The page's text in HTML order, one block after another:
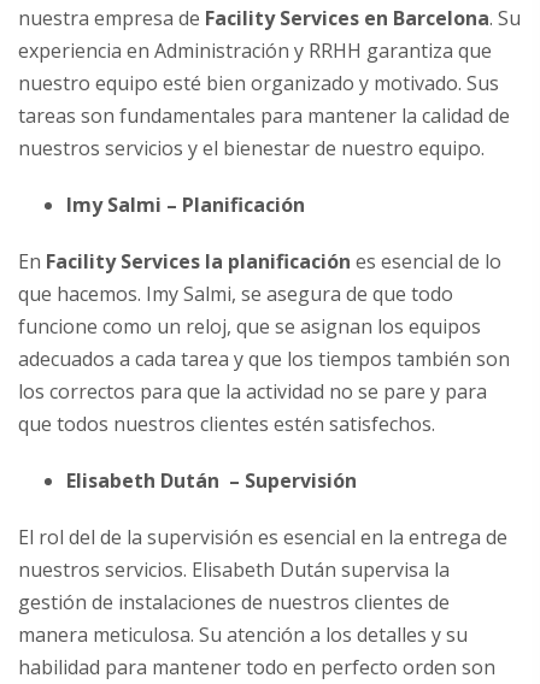
nuestra empresa de Facility Services en Barcelona. Su
experiencia en Administración y RRHH garantiza que
nuestro equipo esté bien organizado y motivado. Sus
tareas son fundamentales para mantener la calidad de
nuestros servicios y el bienestar de nuestro equipo.
Imy Salmi – Planificación
En Facility Services la planificación es esencial de lo
que hacemos. Imy Salmi, se asegura de que todo
funcione como un reloj, que se asignan los equipos
adecuados a cada tarea y que los tiempos también son
los correctos para que la actividad no se pare y para
que todos nuestros clientes estén satisfechos.
Elisabeth Dután – Supervisión
El rol del de la supervisión es esencial en la entrega de
nuestros servicios. Elisabeth Dután supervisa la
gestión de instalaciones de nuestros clientes de
manera meticulosa. Su atención a los detalles y su
habilidad para mantener todo en perfecto orden son